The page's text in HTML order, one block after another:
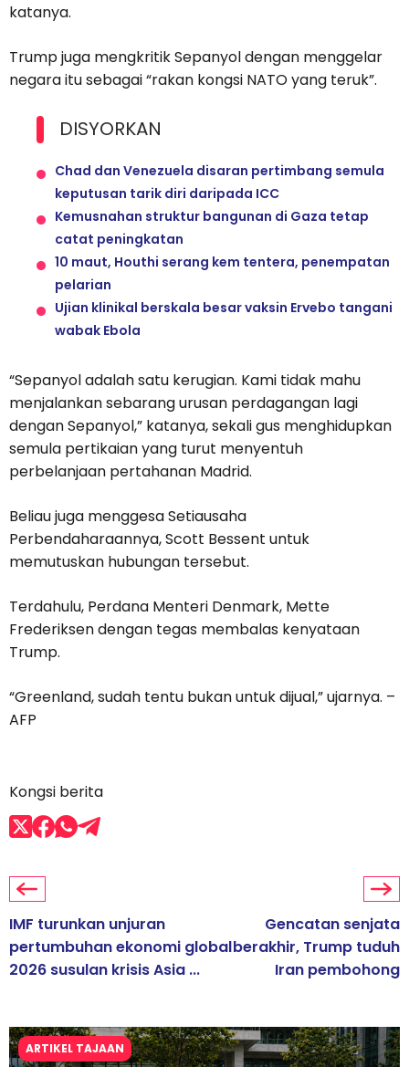
katanya.
Trump juga mengkritik Sepanyol dengan menggelar
negara itu sebagai “rakan kongsi NATO yang teruk”.
DISYORKAN
Chad dan Venezuela disaran pertimbang semula
keputusan tarik diri daripada ICC
Kemusnahan struktur bangunan di Gaza tetap
catat peningkatan
10 maut, Houthi serang kem tentera, penempatan
pelarian
Ujian klinikal berskala besar vaksin Ervebo tangani
wabak Ebola
“Sepanyol adalah satu kerugian. Kami tidak mahu
menjalankan sebarang urusan perdagangan lagi
dengan Sepanyol,” katanya, sekali gus menghidupkan
semula pertikaian yang turut menyentuh
perbelanjaan pertahanan Madrid.
Beliau juga menggesa Setiausaha
Perbendaharaannya, Scott Bessent untuk
memutuskan hubungan tersebut.
Terdahulu, Perdana Menteri Denmark, Mette
Frederiksen dengan tegas membalas kenyataan
Trump.
“Greenland, sudah tentu bukan untuk dijual,” ujarnya. –
AFP
Kongsi berita
IMF turunkan unjuran
pertumbuhan ekonomi global
2026 susulan krisis Asia ...
Gencatan senjata
berakhir, Trump tuduh
Iran pembohong
ARTIKEL TAJAAN